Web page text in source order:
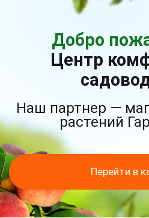
Добро
Центр
Наш партнер —
растений
Перейти в